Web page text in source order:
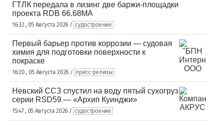
ГТЛК передала в лизинг две баржи-площадки
проекта RDB 66.68МА
16:32 , 05 Августа 2026 / судостроение
Первый барьер против коррозии — судовая
химия для подготовки поверхности к
покраске
16:20 , 05 Августа 2026 / пресс-релизы
Невский ССЗ спустил на воду пятый сухогруз
серии RSD59 — «Архип Куинджи»
15:47 , 05 Августа 2026 / судостроение